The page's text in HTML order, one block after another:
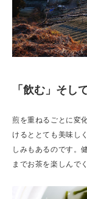
「飲む」そし
煎を重ねるごとに変
けるととても美味し
しみもあるのです。
までお茶を楽しんで